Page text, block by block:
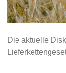
Die aktuelle